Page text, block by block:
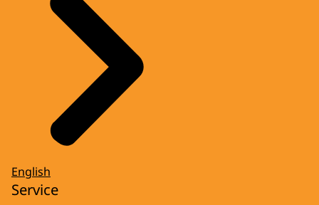
English
Service